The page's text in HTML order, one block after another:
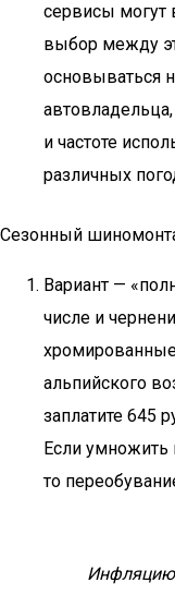
сервисы могут
выбор между
основываться
и частоте
различных
Сезонный
Вариант —
числе и
альпийского
заплатите 645
Если умножить
то